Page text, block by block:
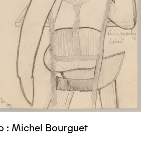
: Michel Bourguet